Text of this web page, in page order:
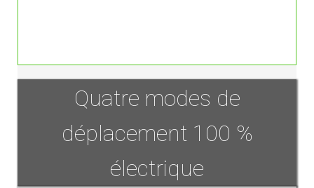
Quatre modes de
déplacement 100 %
électrique